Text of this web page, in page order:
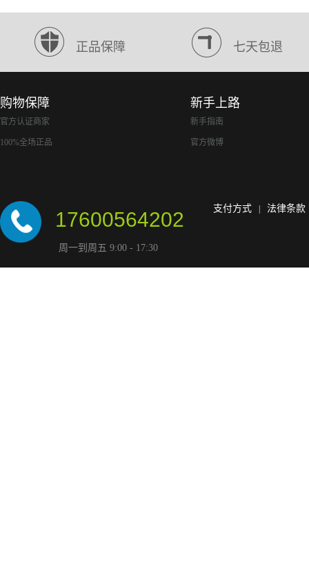
正品保障 七天包退
购物保障
官方认证商家
100%全场正品
新手上路
新手指南
官方微博
17600564202
周一到周五 9:00 - 17:30
支付方式 法律条款